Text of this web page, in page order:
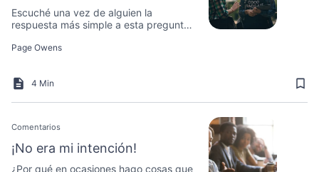
Escuché una vez de alguien la
respuesta más simple a esta pregunta,
Page Owens
4 Min
Comentarios
¡No era mi intención!
¿Por qué en ocasiones hago cosas que